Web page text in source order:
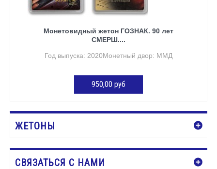
Монетовидный жетон ГОЗНАК. 90 лет
СМЕРШ....
Год выпуска: 2020Монетный двор: ММД
950,00 руб
ЖЕТОНЫ
СВЯЗАТЬСЯ С НАМИ